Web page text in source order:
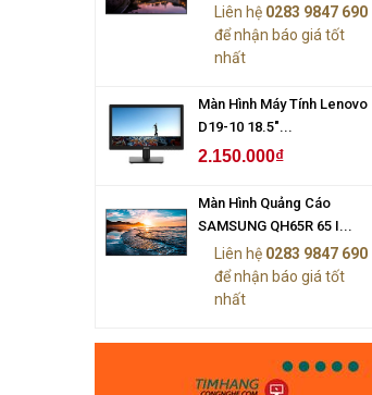
Liên hệ 0283 9847 690
để nhận báo giá tốt
nhất
Màn Hình Máy Tính Lenovo
D19-10 18.5"...
2.150.000₫
Màn Hình Quảng Cáo
SAMSUNG QH65R 65 I...
Liên hệ 0283 9847 690
để nhận báo giá tốt
nhất